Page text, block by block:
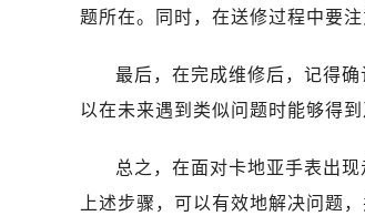
题所在。同时，在送修过程中要
最后，在完成维修后，记得
以在未来遇到类似问题时能够得到
总之，在面对卡地亚手表出
上述步骤，可以有效地解决问题